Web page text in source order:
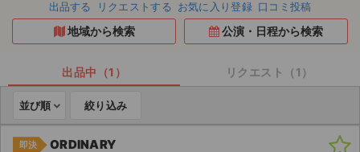
もうすぐ開催のチケット
チケットのリクエスト一覧
取扱チケット
出品する リクエストする お気に入り登録 口コミ投稿
地域から検索 公演・日程から検索
出品中（1） リクエスト（1）
並び順 絞り込み
即決 ORDINARY